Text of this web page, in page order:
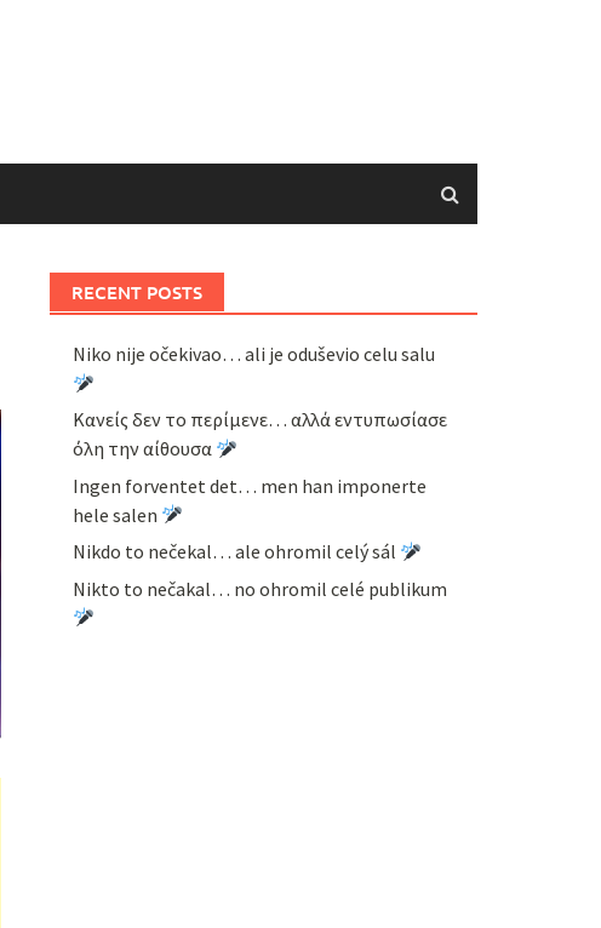
RECENT POSTS
Niko nije očekivao… ali je oduševio celu salu
Κανείς δεν το περίμενε… αλλά εντυπωσίασε
όλη την αίθουσα
Ingen forventet det… men han imponerte
hele salen
Nikdo to nečekal… ale ohromil celý sál
Nikto to nečakal… no ohromil celé publikum